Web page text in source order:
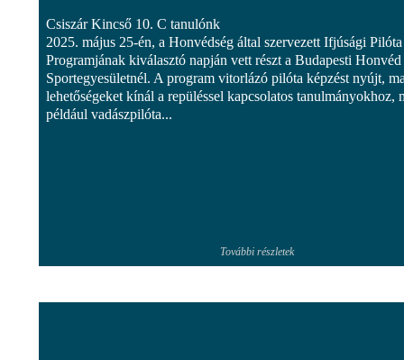
Csiszár Kincső 10. C tanulónk
2025. május 25-én, a Honvédség által szervezett Ifjúsági Pilóta
Programjának kiválasztó napján vett részt a Budapesti Honvéd
Sportegyesületnél. A program vitorlázó pilóta képzést nyújt,
lehetőségeket kínál a repüléssel kapcsolatos tanulmányokhoz,
például vadászpilóta...
További részletek